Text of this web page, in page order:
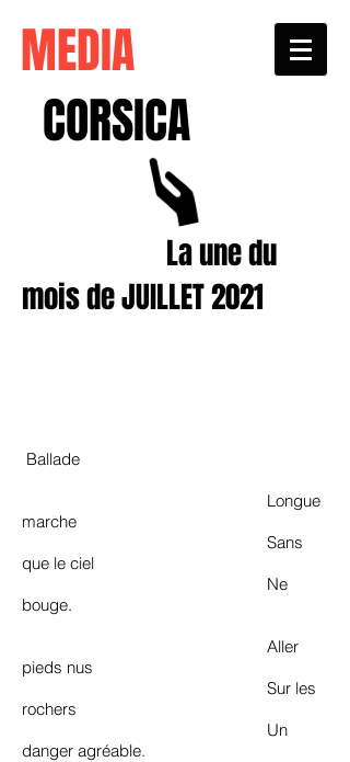
MEDIA
CORSICA
La une du
mois de JUILLET 2021
Ballade
Longue
marche
Sans
que le ciel
Ne
bouge.
Aller
pieds nus
Sur les
rochers
Un
danger agréable.